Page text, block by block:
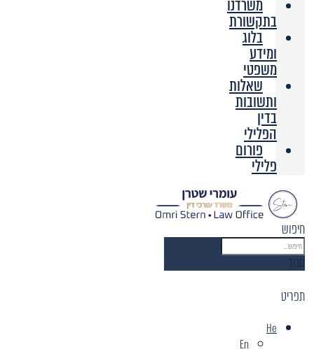
משרדנו
בתקשורת
בלוג
ומידע
משפטי
שאלות
ותשובות
בדין
הפלילי
פורום
פלילי
חיפוש
תפריט
He
En